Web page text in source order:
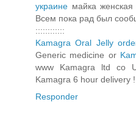
украине майка женская
Всем пока рад был
::::::::::::
Kamagra Oral Jelly
Generic medicine or
www Kamagra ltd co
Kamagra 6 hour delivery
Responder